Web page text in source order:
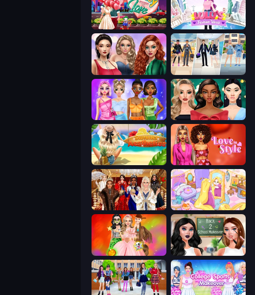
Harley Learns To Love Lulu's Fashion World
Colored Denim Trends College Girl & Boy Makeover
Monochrome Looks New Year's Eve Makeup
Summer Aesthetics Love In Style
Royal Dress Up - Fashion Queen Fairy Room - Decor Game
Iconic Halloween Costumes